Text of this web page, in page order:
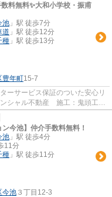
数料無料✨️大和小学校・振甫
池 」駅 徒歩7分
道 」駅 徒歩12分
種 」駅 徒歩13分
豊年町15-7
ーサービス保証のついた安心リ
シャル不動産 施工：鬼頭工務
ン今池】仲介手数料無料！
池 」駅 徒歩4分
11分
種 」駅 徒歩11分
今池 ３丁目12-3